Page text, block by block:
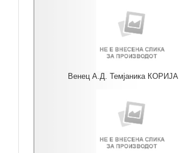
Венец А.Д. Темјаника КОРИЈА